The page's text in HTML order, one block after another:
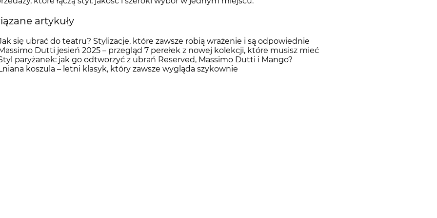
artykuły
się ubrać do teatru? Stylizacje, które zawsze robią wrażenie i są odpowiednie
Massimo Dutti jesień 2025 – przegląd 7 perełek z nowej kolekcji, które musisz mieć
paryżanek: jak go odtworzyć z ubrań Reserved, Massimo Dutti i Mango?
Lniana koszula – letni klasyk, który zawsze wygląda szykownie